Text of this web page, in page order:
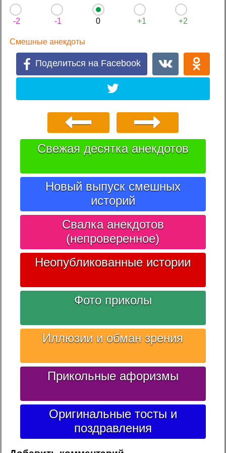
-2 -1 0 +1 +2
Смешные анекдоты
Поделиться на Facebook
Свежая десятка анекдотов
Новый выпуск смешных
историй
Свалка анекдотов
(непроверенное)
Неопубликованные истории
Фото приколы
Иллюзии и обман зрения
Прикольные афоризмы
Оригинальные тосты и
поздравления